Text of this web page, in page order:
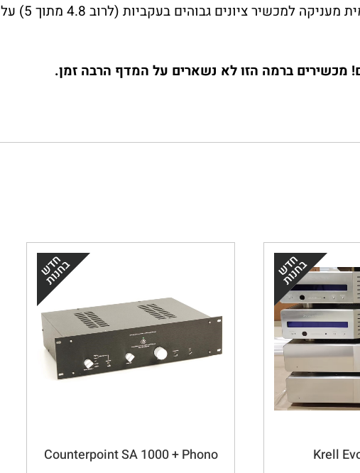
ציונים גבוהים בעקביות (לרוב 4.8 מתוך 5) על האמינות וההנאה מההאזנה.
מכשירים ברמה הזו לא נשארים על המדף הרבה זמן.
Krell
Counterpoint SA 1000 + Phono